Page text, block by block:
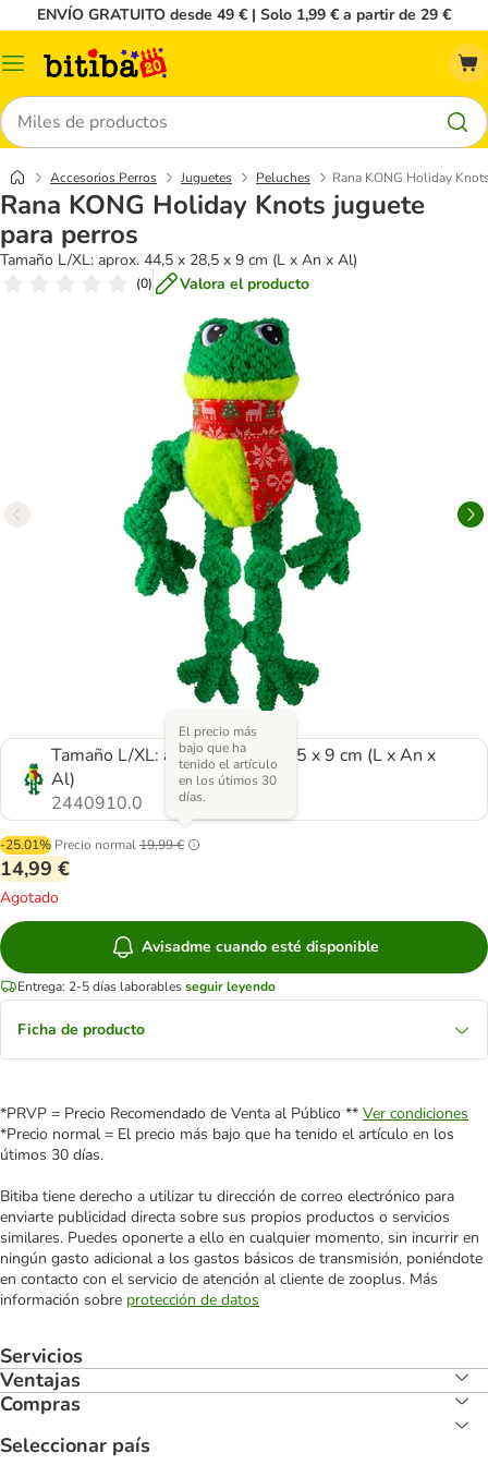
ENVÍO GRATUITO desde 49 € | Solo 1,99 € a partir de 29 €
Menú
Buscar
Accesorios Perros Juguetes Peluches Rana KONG Holiday
Rana KONG Holiday Knots juguete
para perros
Tamaño L/XL: aprox. 44,5 x 28,5 x 9 cm (L x An x Al)
(0) Valora el producto
Tamaño L/XL: aprox. 44,5 x 28,5 x 9 cm (L x An x
Al)
2440910.0
-25.01% Precio normal19,99 €
El precio más
bajo que ha
tenido el artículo
en los útimos 30
días.
14,99 €
Agotado
Avisadme cuando esté disponible
Entrega: 2-5 días laborablesseguir leyendo
Ficha de producto
*PRVP = Precio Recomendado de Venta al Público ** Ver condiciones
*Precio normal = El precio más bajo que ha tenido el artículo en los
útimos 30 días.
Bitiba tiene derecho a utilizar tu dirección de correo electrónico para
enviarte publicidad directa sobre sus propios productos o servicios
similares. Puedes oponerte a ello en cualquier momento, sin incurrir en
ningún gasto adicional a los gastos básicos de transmisión, poniéndote
en contacto con el servicio de atención al cliente de zooplus. Más
información sobre protección de datos
Servicios
Ventajas
Compras
Seleccionar país